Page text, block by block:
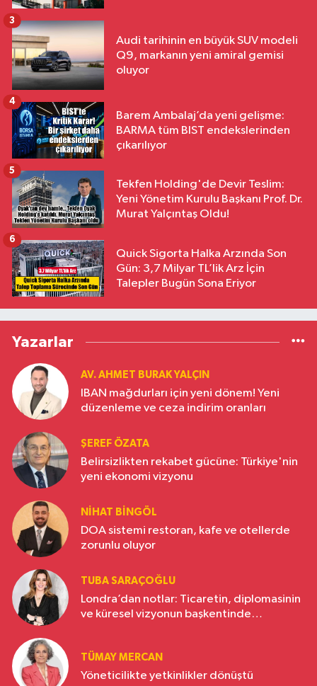
Audi tarihinin en büyük SUV modeli
Q9, markanın yeni amiral gemisi
oluyor
3
Barem Ambalaj’da yeni gelişme:
BARMA tüm BIST endekslerinden
çıkarılıyor
4
Tekfen Holding'de Devir Teslim:
Yeni Yönetim Kurulu Başkanı Prof. Dr.
Murat Yalçıntaş Oldu!
5
Quick Sigorta Halka Arzında Son
Gün: 3,7 Milyar TL’lik Arz İçin
Talepler Bugün Sona Eriyor
6
Yazarlar
AV. AHMET BURAK YALÇIN
IBAN mağdurları için yeni dönem! Yeni
düzenleme ve ceza indirim oranları
ŞEREF ÖZATA
Belirsizlikten rekabet gücüne: Türkiye'nin
yeni ekonomi vizyonu
NIHAT BINGÖL
DOA sistemi restoran, kafe ve otellerde
zorunlu oluyor
TUBA SARAÇOĞLU
Londra’dan notlar: Ticaretin, diplomasinin
ve küresel vizyonun başkentinde
TÜMAY MERCAN
Yöneticilikte yetkinlikler dönüştü